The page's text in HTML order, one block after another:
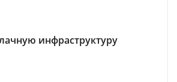
инфраструктуру